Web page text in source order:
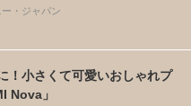
・ジャパン
！小さくて可愛いおしゃれプ
Nova」